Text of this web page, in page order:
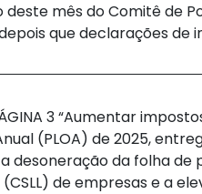
deste mês do Comitê de
que declarações de
3 “Aumentar
(PLOA) de 2025,
desoneração da folha de
de empresas e a